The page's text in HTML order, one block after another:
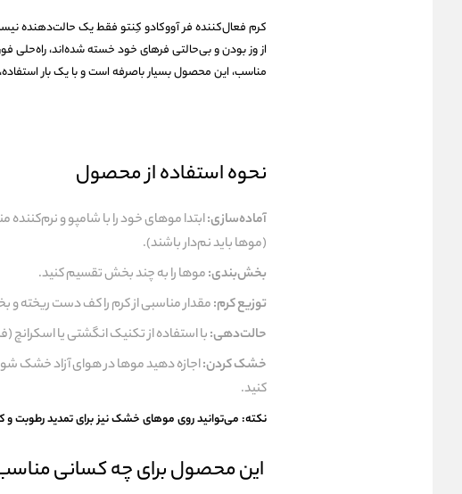
کرم فعال‌کننده فر آووکادو کِنتو فقط یک حالت‌دهنده
مناسب، این محصول بسیار باصرفه است و با یک بار
نحوه استفاده از محصول
آماده‌سازی:ابتدا موهای خود را با شامپو و
(موها باید نم‌دار باشند).
بخش‌بندی:موها را به چند بخش تقسیم کنید.
توزیع کرم:مقدار مناسبی از کرم را کف دست
حالت‌دهی:با استفاده از تکنیک انگشتی یا
خشک کردن:اجازه دهید موها در هوای آزاد خشک
کنید.
نکته: می‌توانید روی موهای خشک نیز برای تمدید رطوبت
این محصول برای چه کسانی